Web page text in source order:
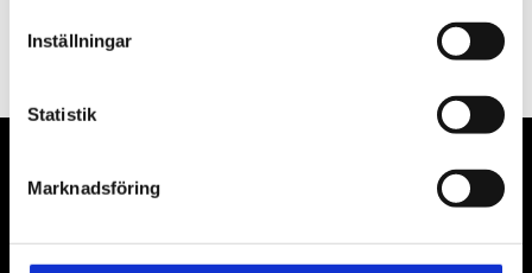
Inställningar
Statistik
Marknadsföring
Dina personuppgifter behandlas i enlighet med vår integritetspolicy
& däckmaskiner och Master luftmaskiner. Kontakta oss